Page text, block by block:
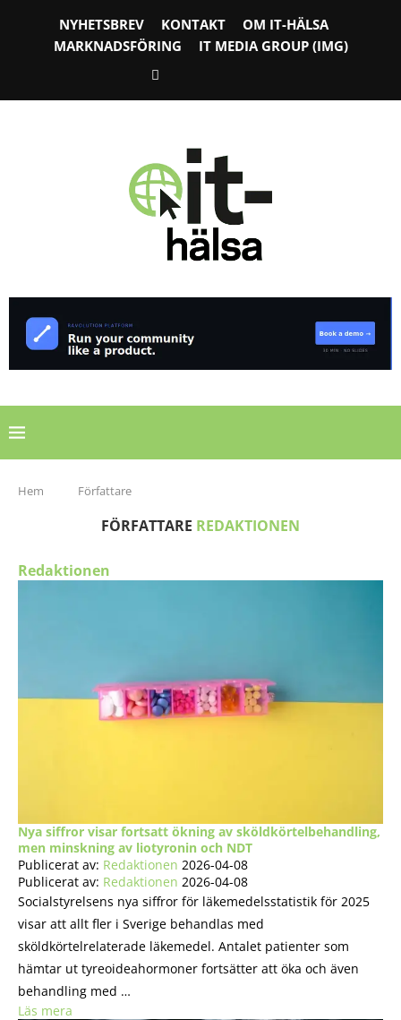
NYHETSBREV KONTAKT
OM IT-HÄLSA
MARKNADSFÖRING
IT MEDIA GROUP (IMG)
Hem Författare
FÖRFATTARE REDAKTIONEN
Redaktionen
Nya siffror visar fortsatt ökning av sköldkörtelbehandling,
men minskning av liotyronin och NDT
Publicerat av: Redaktionen 2026-04-08
Publicerat av: Redaktionen 2026-04-08
Socialstyrelsens nya siffror för läkemedelsstatistik för 2025
visar att allt fler i Sverige behandlas med
sköldkörtelrelaterade läkemedel. Antalet patienter som
hämtar ut tyreoideahormoner fortsätter att öka och även
behandling med …
Läs mera